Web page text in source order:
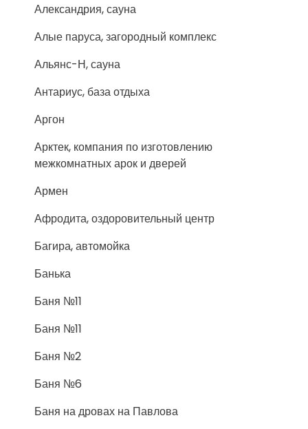
Александрия, сауна
Алые паруса, загородный комплекс
Альянс-Н, сауна
Антариус, база отдыха
Аргон
Арктек, компания по изготовлению
межкомнатных арок и дверей
Армен
Афродита, оздоровительный центр
Багира, автомойка
Банька
Баня №11
Баня №11
Баня №2
Баня №6
Баня на дровах на Павлова